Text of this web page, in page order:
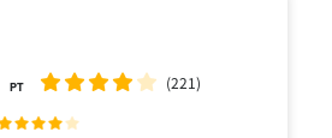
PT (221)